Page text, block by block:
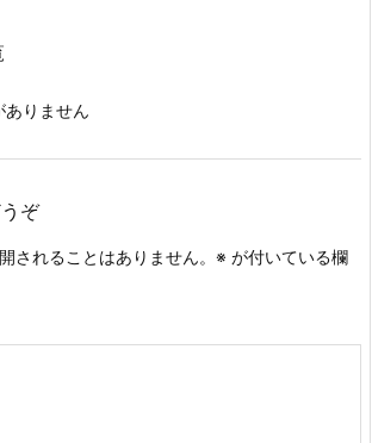
ありません
ぞ
されることはありません。 ※ が付いている欄